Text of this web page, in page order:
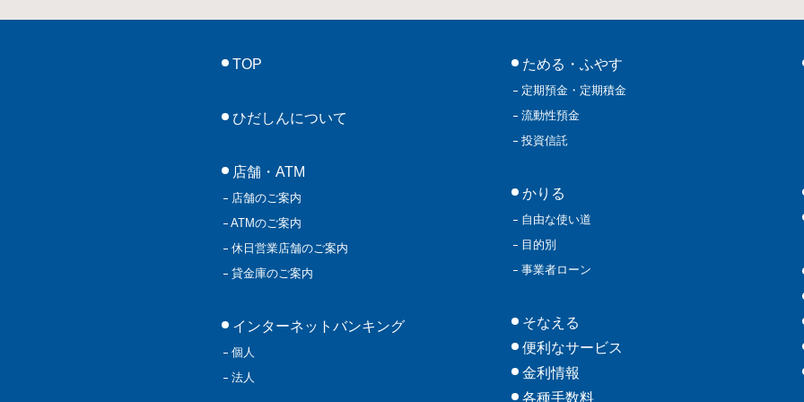
TOP
ひだしんについて
店舗・ATM
店舗のご案内
ATMのご案内
休日営業店舗のご案内
貸金庫のご案内
インターネットバンキング
個人
法人
ためる・ふやす
定期預金・定期積金
流動性預金
投資信託
かりる
自由な使い道
目的別
事業者ローン
そなえる
便利なサービス
金利情報
各種手数料